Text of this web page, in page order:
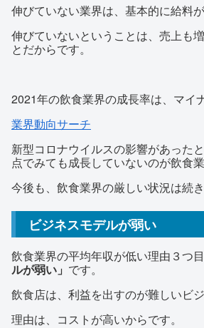
伸びていない業界は、基本的に給料が
伸びていないということは、売上も
とだからです。
2021年の飲食業界の成長率は、マイ
業界動向サーチ
新型コロナウイルスの影響があった
点でみても成長していないのが飲食業
今後も、飲食業界の厳しい状況は続き
ビジネスモデルが弱い
飲食業界の平均年収が低い理由３つ目
ルが弱い」 です。
飲食店は、利益を出すのが難しいビジ
理由は、コストが高いからです。